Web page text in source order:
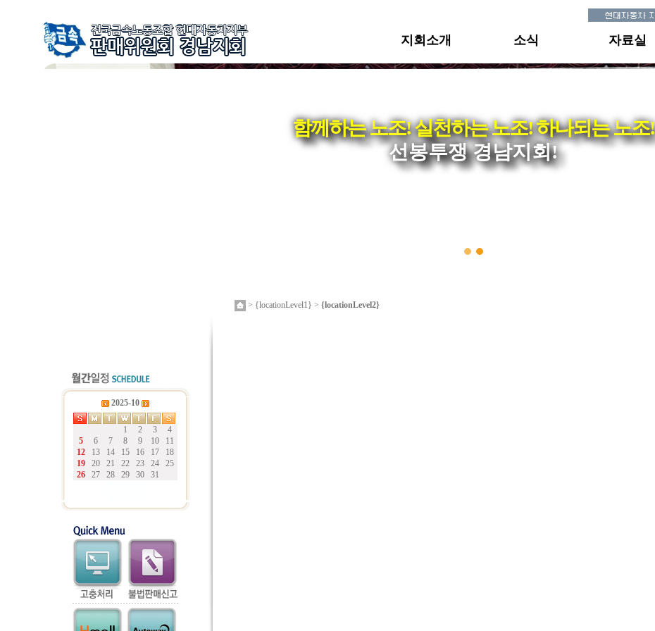
지회소개 소식 자료실
함께하는 노조! 실천하는 노조! 하나되는 노조!
선봉투쟁 경남지회!
2025-10
1 2 3
4
5
6 7 8 9 10
11
12
13 14 15 16 17
18
19
20 21 22 23 24
25
26
27 28 29 30 31
> {locationLevel1} > {locationLevel2}